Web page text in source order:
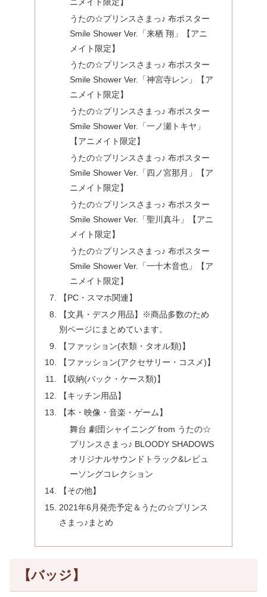
うたの☆プリンスさまっ♪ 布ポスター
Smile Shower Ver.「来栖 翔」【アニ
メイト限定】
うたの☆プリンスさまっ♪ 布ポスター
Smile Shower Ver.「神宮寺レン」【ア
ニメイト限定】
うたの☆プリンスさまっ♪ 布ポスター
Smile Shower Ver.「一ノ瀬トキヤ」
【アニメイト限定】
うたの☆プリンスさまっ♪ 布ポスター
Smile Shower Ver.「四ノ宮那月」【ア
ニメイト限定】
うたの☆プリンスさまっ♪ 布ポスター
Smile Shower Ver.「聖川真斗」【アニ
メイト限定】
うたの☆プリンスさまっ♪ 布ポスター
Smile Shower Ver.「一十木音也」【ア
ニメイト限定】
【PC・スマホ関連】
【文具・デスク用品】※商品多数のため
別ページにまとめています。
【ファッション(衣類・タオル類)】
【ファッション(アクセサリー・コスメ)】
【収納(バック・ケース類)】
【キッチン用品】
【本・映像・音楽・ゲーム】
舞台 劇団シャイニング from うたの☆
プリンスさまっ♪ BLOODY SHADOWS
オリジナルサウンドトラック&レビュ
ーソングコレクション
【その他】
2021年6月発売予定＆うたの☆プリンス
さまっ♪まとめ
【バッジ】